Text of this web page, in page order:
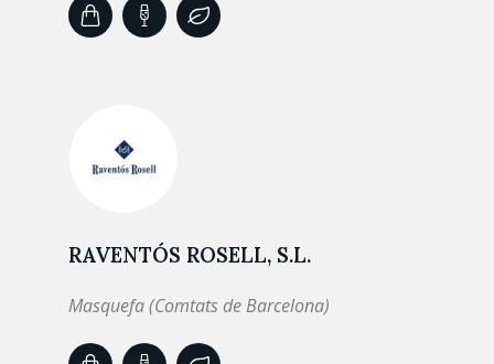
RAVENTÓS ROSELL, S.L.
Masquefa (Comtats de Barcelona)